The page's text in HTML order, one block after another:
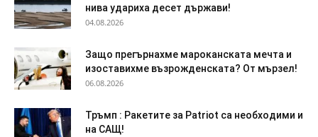
нива удариха десет държави!
04.08.2026
Защо прегърнахме мароканската мечта и
изоставихме възрожденската? От мързел!
06.08.2026
Тръмп : Ракетите за Patriot са необходими и
на САЩ!